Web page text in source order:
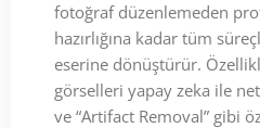
fotoğraf düzenlemeden
hazırlığına kadar tüm
eserine dönüştürür.
görselleri yapay zeka ile
ve “Artifact Removal” gibi